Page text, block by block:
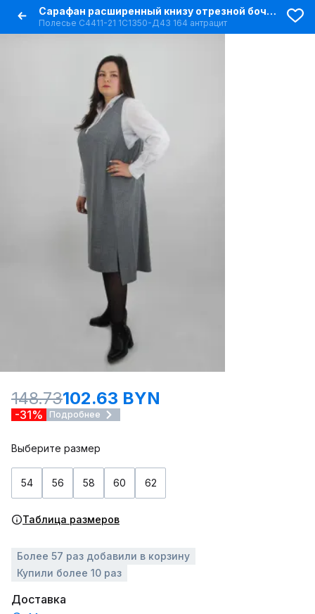
Сарафан расширенный книзу отрезной бочок с разрезом
Полесье С4411-21 1С1350-Д43 164 антрацит
148.73102.63 BYN
-31% Подробнее
Выберите размер
54 56 58 60 62
Таблица размеров
Более 57 раз добавили в корзину
Купили более 10 раз
Доставка